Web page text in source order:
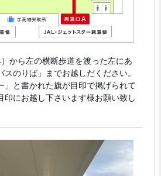
から左の横断歩道を渡った左にあ
のりば」までお越しだください。
」と書かれた旗が目印で掲げられて
印にお越し下さいます様お願い致し